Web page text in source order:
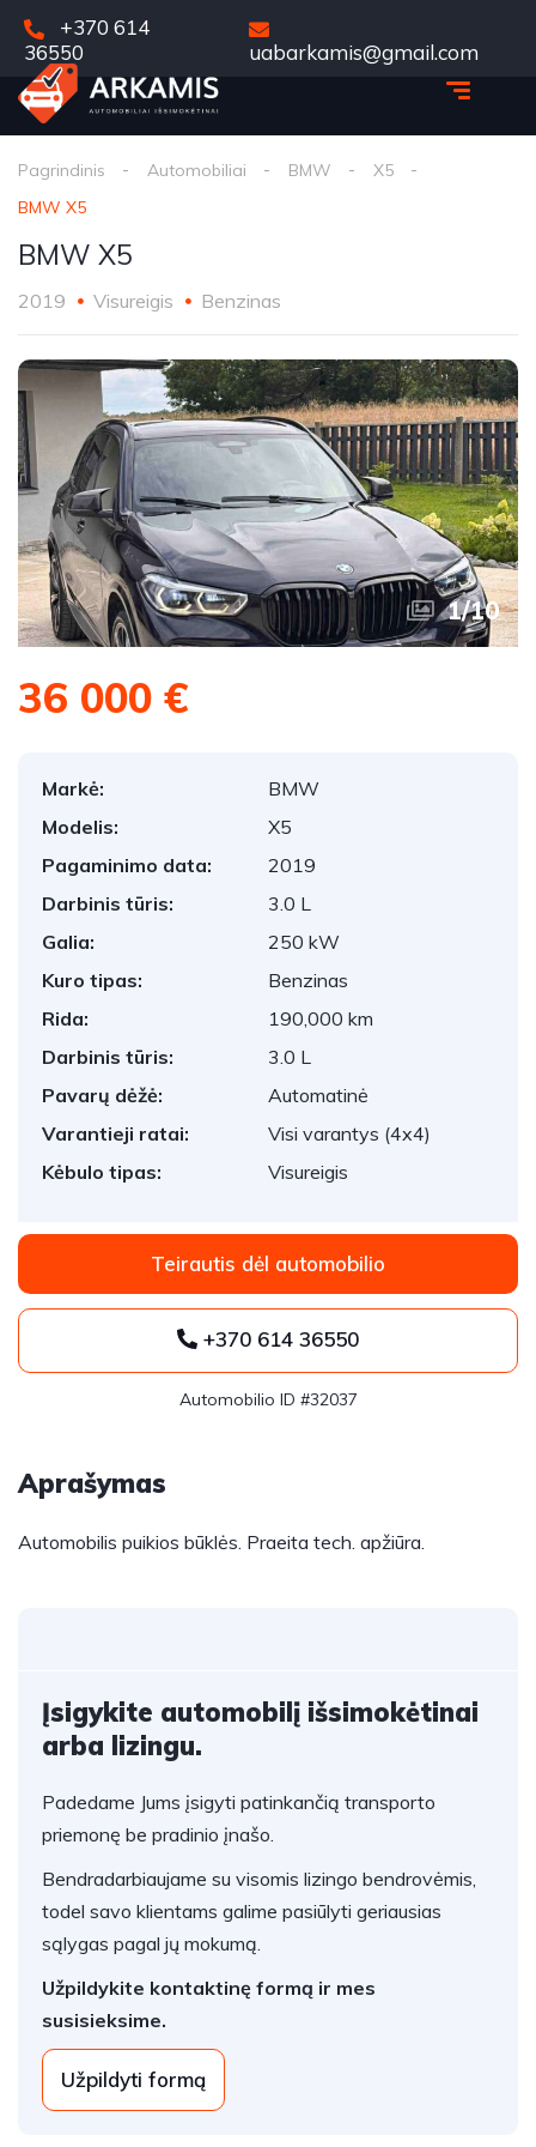
+370 614
36550
uabarkamis@gmail.com
Pagrindinis Automobiliai BMW
X5
BMW X5
BMW X5
2019 Visureigis Benzinas
1/10
36 000 €
Markė:
BMW
Modelis:
X5
Pagaminimo data:
2019
Darbinis tūris:
3.0 L
Galia:
250 kW
Kuro tipas:
Benzinas
Rida:
190,000 km
Darbinis tūris:
3.0 L
Pavarų dėžė:
Automatinė
Varantieji ratai:
Visi varantys (4x4)
Kėbulo tipas:
Visureigis
Teirautis dėl automobilio
+370 614 36550
Automobilio ID #32037
Aprašymas
Automobilis puikios būklės. Praeita tech. apžiūra.
Įsigykite automobilį išsimokėtinai
arba lizingu.
Padedame Jums įsigyti patinkančią transporto
priemonę be pradinio įnašo.
Bendradarbiaujame su visomis lizingo bendrovėmis,
todel savo klientams galime pasiūlyti geriausias
sąlygas pagal jų mokumą.
Užpildykite kontaktinę formą ir mes
susisieksime.
Užpildyti formą